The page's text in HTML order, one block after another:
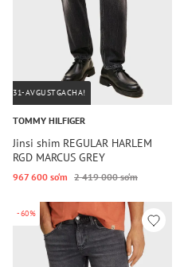
31-AVGUSTGACHA!
TOMMY HILFIGER
Jinsi shim REGULAR HARLEM
RGD MARCUS GREY
967 600 so‘m 2 419 000 so‘m
-60%